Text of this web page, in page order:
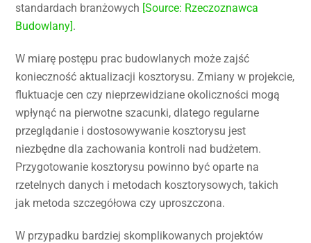
standardach branżowych [Source: Rzeczoznawca
Budowlany].
W miarę postępu prac budowlanych może zajść
konieczność aktualizacji kosztorysu. Zmiany w projekcie,
fluktuacje cen czy nieprzewidziane okoliczności mogą
wpłynąć na pierwotne szacunki, dlatego regularne
przeglądanie i dostosowywanie kosztorysu jest
niezbędne dla zachowania kontroli nad budżetem.
Przygotowanie kosztorysu powinno być oparte na
rzetelnych danych i metodach kosztorysowych, takich
jak metoda szczegółowa czy uproszczona.
W przypadku bardziej skomplikowanych projektów